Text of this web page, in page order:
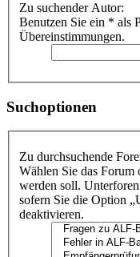
Zu suchender Autor:
Benutzen Sie ein * als
Übereinstimmungen.
Suchoptionen
Zu durchsuchende
Wählen Sie das Forum
werden soll.
sofern Sie die Option
deaktivieren.